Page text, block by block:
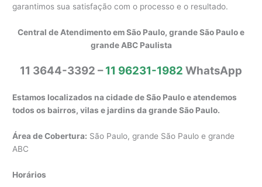
garantimos sua satisfação com o processo e o resultado.
Central de Atendimento em São Paulo, grande São Paulo e
grande ABC Paulista
11 3644-3392 –11 96231-1982 WhatsApp
Estamos localizados na cidade de São Paulo e atendemos
todos os bairros, vilas e jardins da grande São Paulo.
Área de Cobertura: São Paulo, grande São Paulo e grande
ABC
Horários